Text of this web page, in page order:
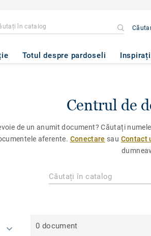
Totul despre pardoseli
Centrul de
de un anumit document? Căutați
aferente. Conectare sau Contact
0 document